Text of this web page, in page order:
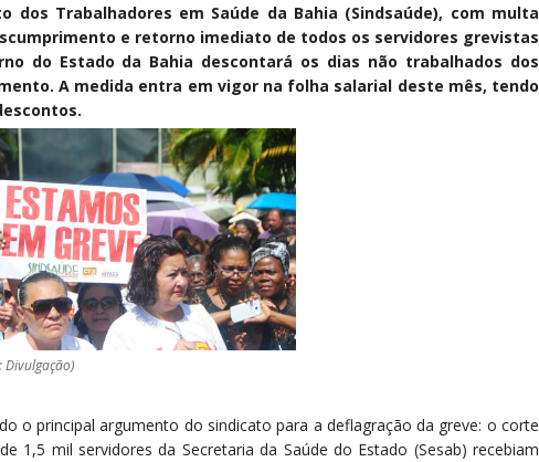
dos Trabalhadores em Saúde da Bahia (Sindsaúde), com multa
e retorno imediato de todos os servidores grevistas
do Estado da Bahia descontará os dias não trabalhados dos
A medida entra em vigor na folha salarial deste mês, tendo
Divulgação)
o principal argumento do sindicato para a deflagração da greve: o corte
1,5 mil servidores da Secretaria da Saúde do Estado (Sesab) recebiam